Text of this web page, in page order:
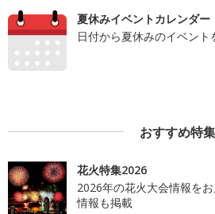
夏休みイベントカレンダー
日付から夏休みのイベント
おすすめ特集
花火特集2026
2026年の花火大会情報を
情報も掲載